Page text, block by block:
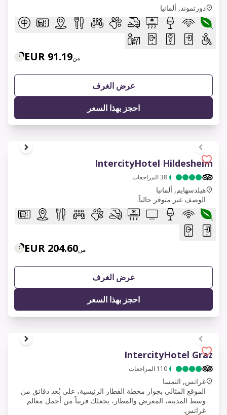
دورتموند, ألمانيا
من91.19 EUR
عرض الغرف
احجز بهذا السعر
1 of 7
IntercityHotel Hildesheim
38المراجعات
هيلدسهايم, ألمانيا
الوصف غير متوفر حالياً.
من204.60 EUR
عرض الغرف
احجز بهذا السعر
1 of 7
IntercityHotel Graz
110 المراجعات
غراتس, النمسا
الموقع المثالي بجوار محطة القطار الرئيسية، على بُعد دقائق من
وسط المدينة، المعرض والمطار، يجعلك قريباً من أجمل معالم
غراتس.